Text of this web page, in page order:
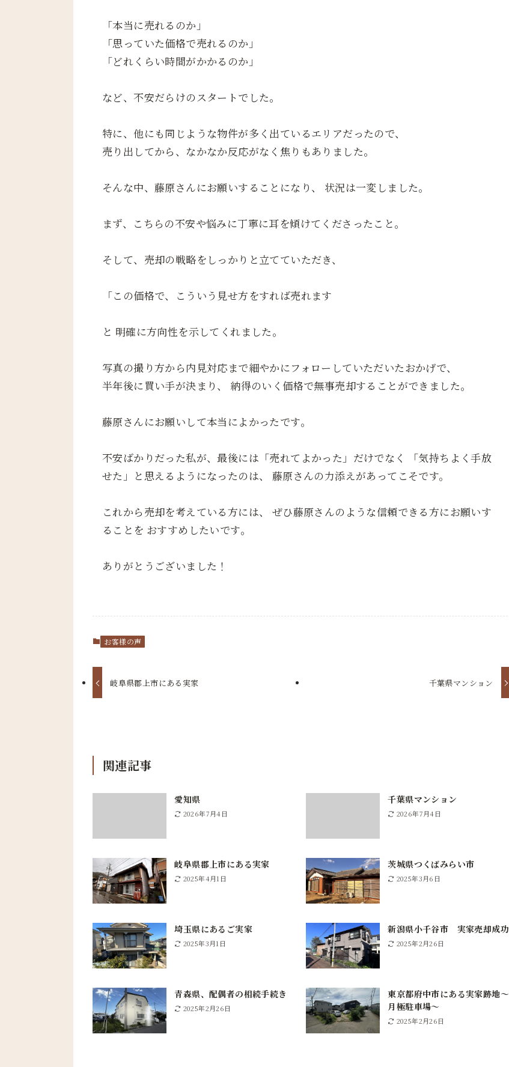
「本当に売れるのか」
「思っていた価格で売れるのか」
「どれくらい時間がかかるのか」
など、不安だらけのスタートでした。
特に、他にも同じような物件が多く出ているエリアだったので、
売り出してから、なかなか反応がなく焦りもありました。
そんな中、藤原さんにお願いすることになり、 状況は一変しました。
まず、こちらの不安や悩みに丁寧に耳を傾けてくださったこと。
そして、売却の戦略をしっかりと立てていただき、
「この価格で、こういう見せ方をすれば売れます
と 明確に方向性を示してくれました。
写真の撮り方から内見対応まで細やかにフォローしていただいたおかげで、
半年後に買い手が決まり、 納得のいく価格で無事売却することができました。
藤原さんにお願いして本当によかったです。
不安ばかりだった私が、最後には「売れてよかった」だけでなく 「気持ちよく手放
せた」と思えるようになったのは、 藤原さんの力添えがあってこそです。
これから売却を考えている方には、 ぜひ藤原さんのような信頼できる方にお願いす
ることを おすすめしたいです。
ありがとうございました！
お客様の声
岐阜県郡上市にある実家 千葉県マンション
関連記事
愛知県
2026年7月4日
千葉県マンション
2026年7月4日
岐阜県郡上市にある実家
2025年4月1日
茨城県つくばみらい市
2025年3月6日
埼玉県にあるご実家
2025年3月1日
新潟県小千谷市 実家売却成功
2025年2月26日
青森県、配偶者の相続手続き
2025年2月26日
東京都府中市にある実家跡地〜
月極駐車場〜
2025年2月26日